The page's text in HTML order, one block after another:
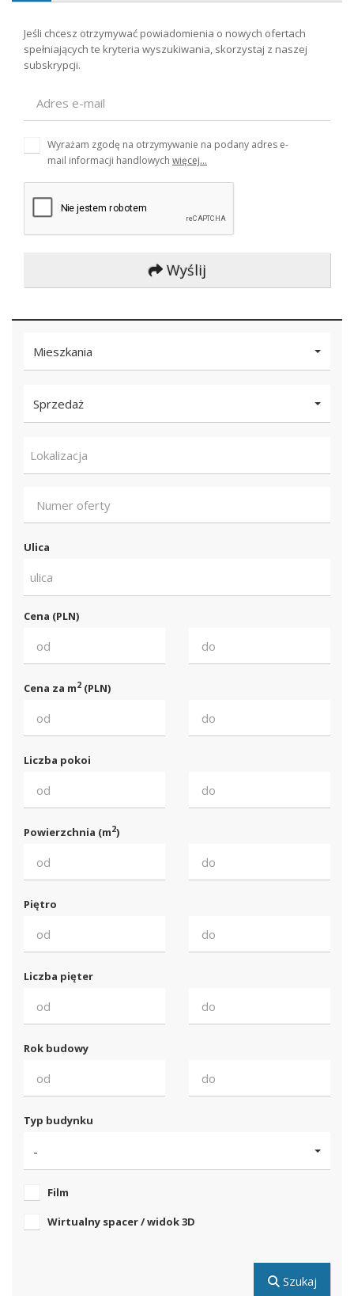
Mieszkania
Sprzedaż
Lokalizacja
Ulica
ulica
Cena (PLN)
Cena za m2 (PLN)
Liczba pokoi
Powierzchnia (m2)
Piętro
Liczba pięter
Rok budowy
Typ budynku
-
Film
Wirtualny spacer / widok 3D
Szukaj
Jeśli chcesz otrzymywać powiadomienia o nowych ofertach
spełniających te kryteria wyszukiwania, skorzystaj z naszej
subskrypcji.
Wyrażam zgodę na otrzymywanie na podany adres e-
mail informacji handlowych więcej...
Wyślij